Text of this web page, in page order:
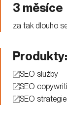
3 měsíce
za tak dlouho
Produkty:
SEO služby
SEO
SEO strategie